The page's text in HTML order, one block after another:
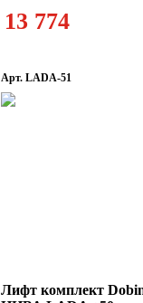
13 774
Арт. LADA-51
Лифт комплект